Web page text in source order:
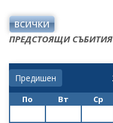
ВСИЧКИ
ПРЕДСТОЯЩИ СЪБИТИЯ
Предишен
По Вт Ср